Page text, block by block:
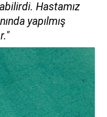
Hastamız
yapılmış